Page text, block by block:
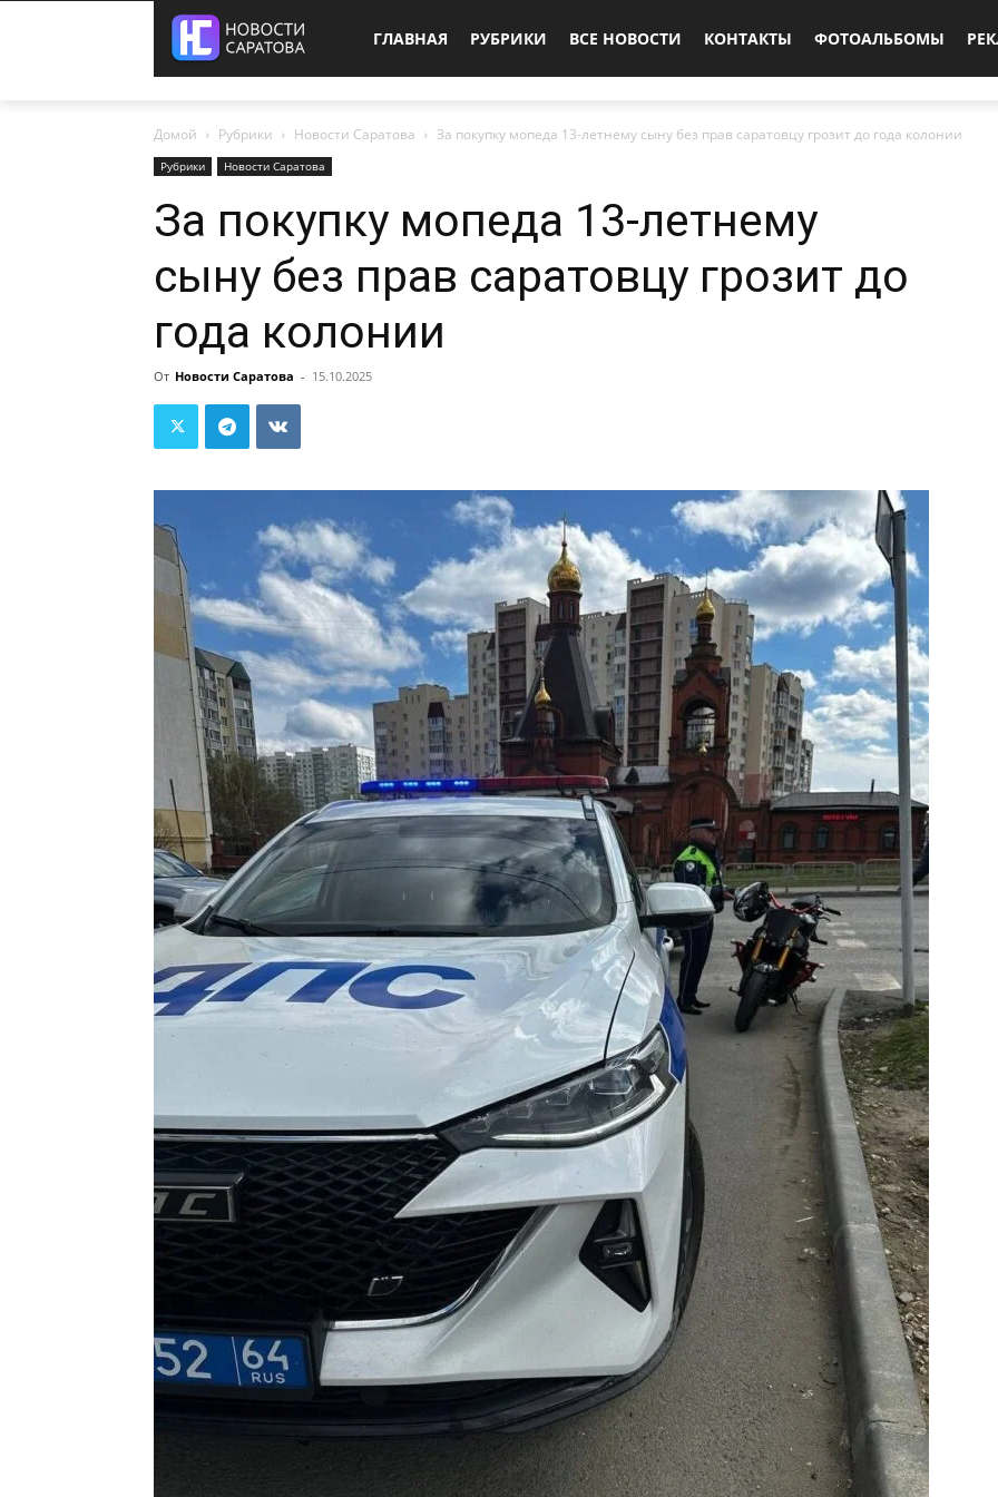
ГЛАВНАЯ РУБРИКИ ВСЕ НОВОСТИ КОНТАКТЫ ФОТОАЛЬБОМЫ
Домой Рубрики Новости Саратова За покупку мопеда 13-летнему сыну без прав саратовцу грозит до года колонии
Рубрики Новости Саратова
За покупку мопеда 13-летнему
сыну без прав саратовцу грозит до
года колонии
От Новости Саратова - 15.10.2025